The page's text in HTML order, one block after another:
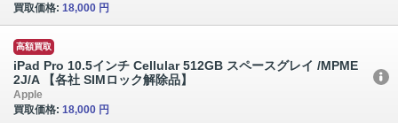
買取価格: 18,000 円
高額買取
iPad Pro 10.5インチ Cellular 512GB スペースグレイ /MPME
2J/A 【各社 SIMロック解除品】
Apple
買取価格: 18,000 円